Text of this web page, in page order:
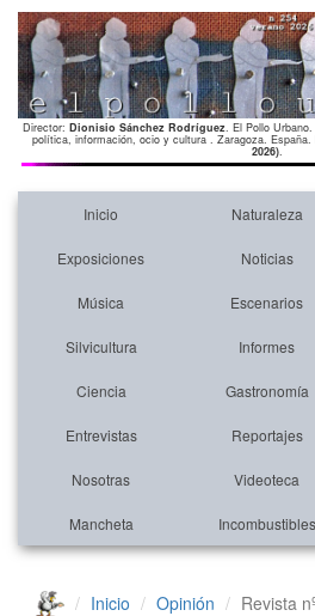
Director: Dionisio Sánchez Rodríguez. El Pollo
política, información, ocio y cultura . Zaragoza. España.
2026).
Inicio Naturaleza
Exposiciones Noticias
Música Escenarios
Silvicultura Informes
Ciencia Gastronomía
Entrevistas Reportajes
Nosotras Videoteca
Mancheta Incombustibles
Inicio Opinión Revista